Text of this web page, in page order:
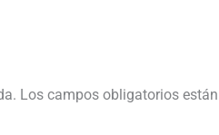
Los campos obligatorios están